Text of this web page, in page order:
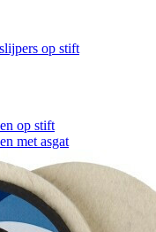
op stift
op stift
met asgat